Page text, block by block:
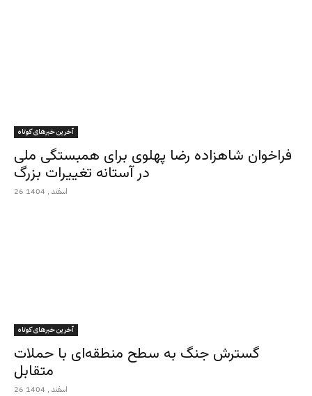
آخرین خبرهای کوتاه
فراخوان شاهزاده رضا پهلوی برای همبستگی ملی
در آستانه تغییرات بزرگ
26 اسفند , 1404
آخرین خبرهای کوتاه
گسترش جنگ به سطح منطقه‌ای با حملات
متقابل
26 اسفند , 1404